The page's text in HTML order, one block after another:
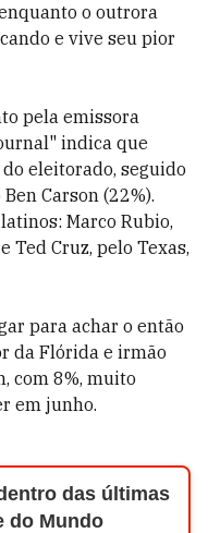
o outrora
e vive seu pior
pela emissora
indica que
eleitorado, seguido
Carson (22%).
Marco Rubio,
Ted Cruz, pelo Texas,
para achar o então
da Flórida e irmão
com 8%, muito
em junho.
das últimas
do Mundo